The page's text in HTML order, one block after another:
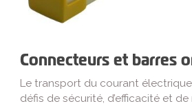
Connecteurs et barres
Le transport du courant
défis de sécurité, d’efficacité et